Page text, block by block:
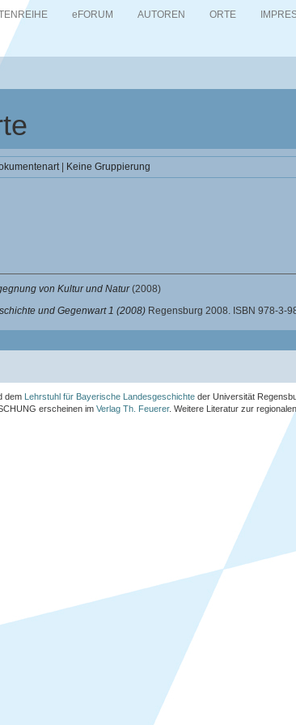
eFORUM AUTOREN ORTE
| Keine Gruppierung
von Kultur und Natur(2008)
und Gegenwart 1 (2008) Regensburg 2008. ISBN 978-3-
dem Lehrstuhl für Bayerische Landesgeschichte der Universität
erscheinen im Verlag Th. Feuerer. Weitere Literatur zur